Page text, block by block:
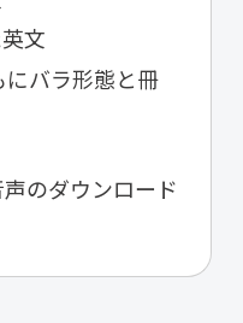
文
バラ形態と冊
のダウンロード